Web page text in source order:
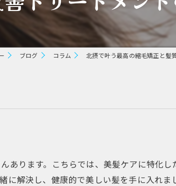
カラー
トリートメント
ブリーチ縮毛矯正
ブログ コラム 北摂で叶う最高の縮毛矯正と髪
あります。こちらでは、美髪ケアに特化し
解決し、健康的で美しい髪を手に入れま